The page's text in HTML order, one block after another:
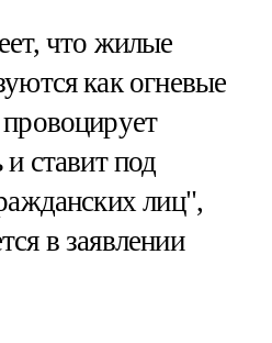
что жилые
как огневые
ставит под
лиц",
в заявлении